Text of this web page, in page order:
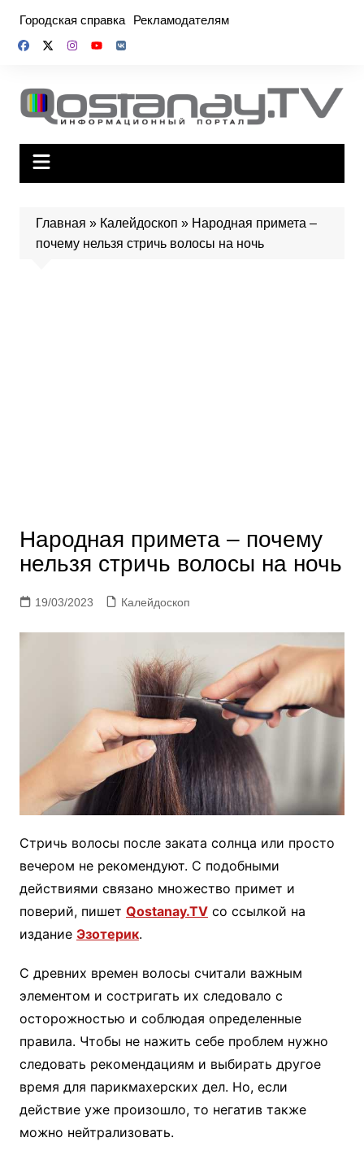
содержимому
Городская справка Рекламодателям
Главная » Калейдоскоп » Народная примета –
почему нельзя стричь волосы на ночь
Народная примета – почему
нельзя стричь волосы на ночь
19/03/2023 Калейдоскоп
Стричь волосы после заката солнца или просто
вечером не рекомендуют. С подобными
действиями связано множество примет и
поверий, пишет Qostanay.TVсо ссылкой на
издание Эзотерик.
С древних времен волосы считали важным
элементом и состригать их следовало с
осторожностью и соблюдая определенные
правила. Чтобы не нажить себе проблем нужно
следовать рекомендациям и выбирать другое
время для парикмахерских дел. Но, если
действие уже произошло, то негатив также
можно нейтрализовать.